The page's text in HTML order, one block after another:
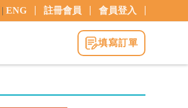
| ENG 註冊會員 會員登入
填寫訂單